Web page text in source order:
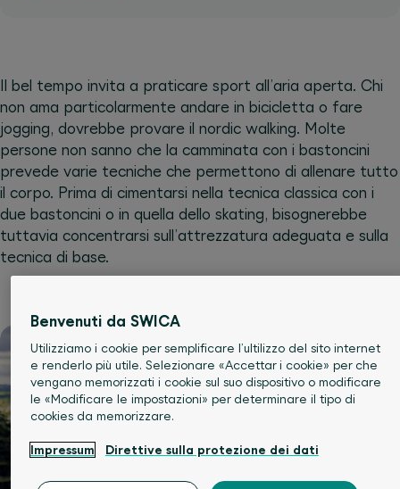
Il bel tempo invita a praticare sport all’aria aperta. Chi
non ama particolarmente andare in bicicletta o fare
jogging, dovrebbe provare il nordic walking. Molte
persone non sanno che la camminata con i bastoncini
prevede varie tecniche che permettono di allenare tutto
il corpo. Prima di cimentarsi nella tecnica classica con i
due bastoncini o in quella dello skating, bisognerebbe
tuttavia concentrarsi sull’attrezzatura adeguata e sulla
tecnica di base.
Benvenuti da SWICA
Utilizziamo i cookie per semplificare l’ultilizzo del sito internet
e renderlo più utile. Selezionare «Accettar i cookie» per che
vengano memorizzati i cookie sul suo dispositivo o modificare
le «Modificare le impostazioni» per determinare il tipo di
cookies da memorizzare.
Impressum Direttive sulla protezione dei dati